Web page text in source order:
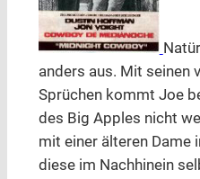
anders aus. Mit seinen
Sprüchen kommt Joe
des Big Apples nicht
mit einer älteren Dame
diese im Nachhinein